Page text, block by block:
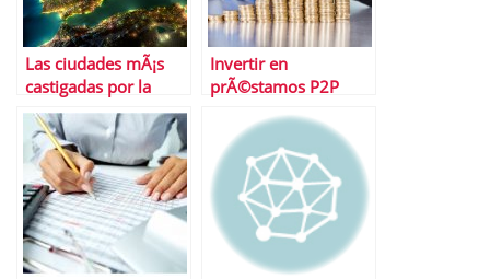
Las ciudades mÃ¡s
castigadas por la
crisis
Invertir en
prÃ©stamos P2P
2022? La tarea